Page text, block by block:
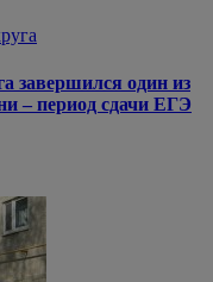
завершился один из
– период сдачи ЕГЭ